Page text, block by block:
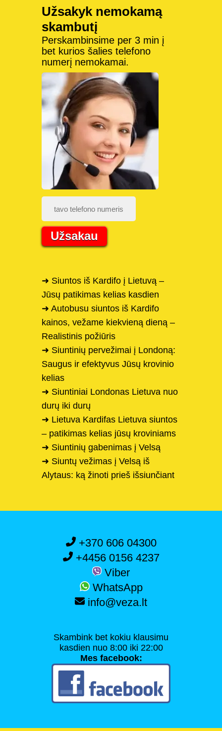
Užsakyk nemokamą
skambutį
Perskambinsime per 3 min į
bet kurios šalies telefono
numerį nemokamai.
Užsakau
➜ Siuntos iš Kardifo į Lietuvą –
Jūsų patikimas kelias kasdien
➜ Autobusu siuntos iš Kardifo
kainos, vežame kiekvieną dieną –
Realistinis požiūris
➜ Siuntinių pervežimai į Londoną:
Saugus ir efektyvus Jūsų krovinio
kelias
➜ Siuntiniai Londonas Lietuva nuo
durų iki durų
➜ Lietuva Kardifas Lietuva siuntos
– patikimas kelias jūsų kroviniams
➜ Siuntinių gabenimas į Velsą
➜ Siuntų vežimas į Velsą iš
Alytaus: ką žinoti prieš išsiunčiant
+370 606 04300
+4456 0156 4237
Viber
WhatsApp
info@veza.lt
Skambink bet kokiu klausimu
kasdien nuo 8:00 iki 22:00
Mes facebook: